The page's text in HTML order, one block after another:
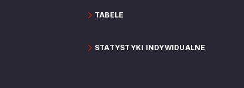
TABELE
STATYSTYKI INDYWIDUALNE